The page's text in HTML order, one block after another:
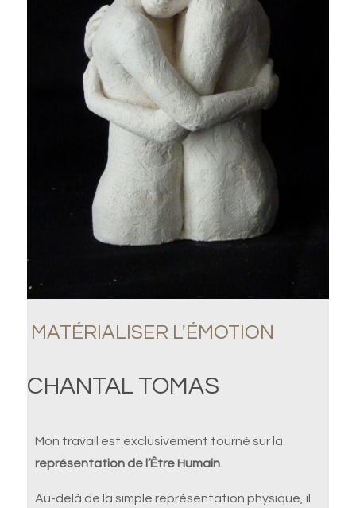
MATÉRIALISER L'ÉMOTION
CHANTAL TOMAS
Mon travail est exclusivement tourné sur la
représentation de l’Être Humain.
Au-delà de la simple représentation physique, il